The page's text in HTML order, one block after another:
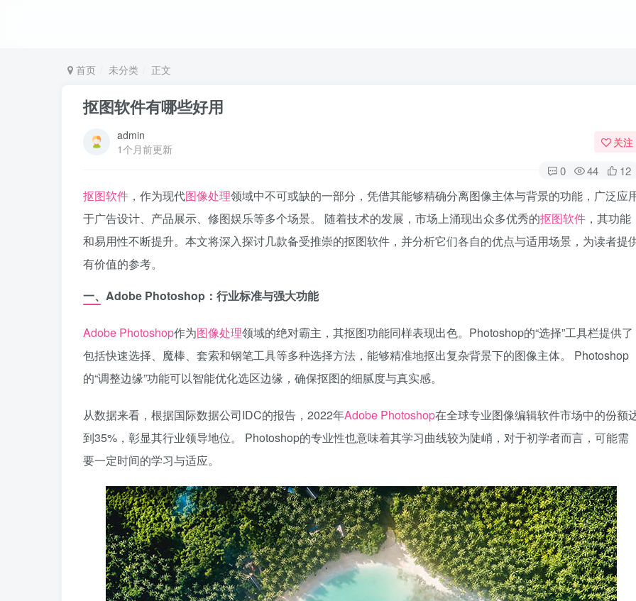
首页 未分类 正文
抠图软件有哪些好用
admin
1个月前更新
关注
0 44 12
抠图软件 ，作为现代图像处理领域中不可或缺的一部分，凭借其能够精确分离图像主体与背景的功能，广泛应
于广告设计、产品展示、修图娱乐等多个场景。 随着技术的发展，市场上涌现出众多优秀的抠图软件 ，其功能
和易用性不断提升。本文将深入探讨几款备受推崇的抠图软件，并分析它们各自的优点与适用场景，为读者提
有价值的参考。
一、Adobe Photoshop：行业标准与强大功能
Adobe Photoshop作为图像处理领域的绝对霸主，其抠图功能同样表现出色。Photoshop的“选择”工具栏提供了
包括快速选择、魔棒、套索和钢笔工具等多种选择方法，能够精准地抠出复杂背景下的图像主体。 Photoshop
的“调整边缘”功能可以智能优化选区边缘，确保抠图的细腻度与真实感。
从数据来看，根据国际数据公司IDC的报告，2022年Adobe Photoshop在全球专业图像编辑软件市场中的份额
到35%，彰显其行业领导地位。 Photoshop的专业性也意味着其学习曲线较为陡峭，对于初学者而言，可能需
要一定时间的学习与适应。